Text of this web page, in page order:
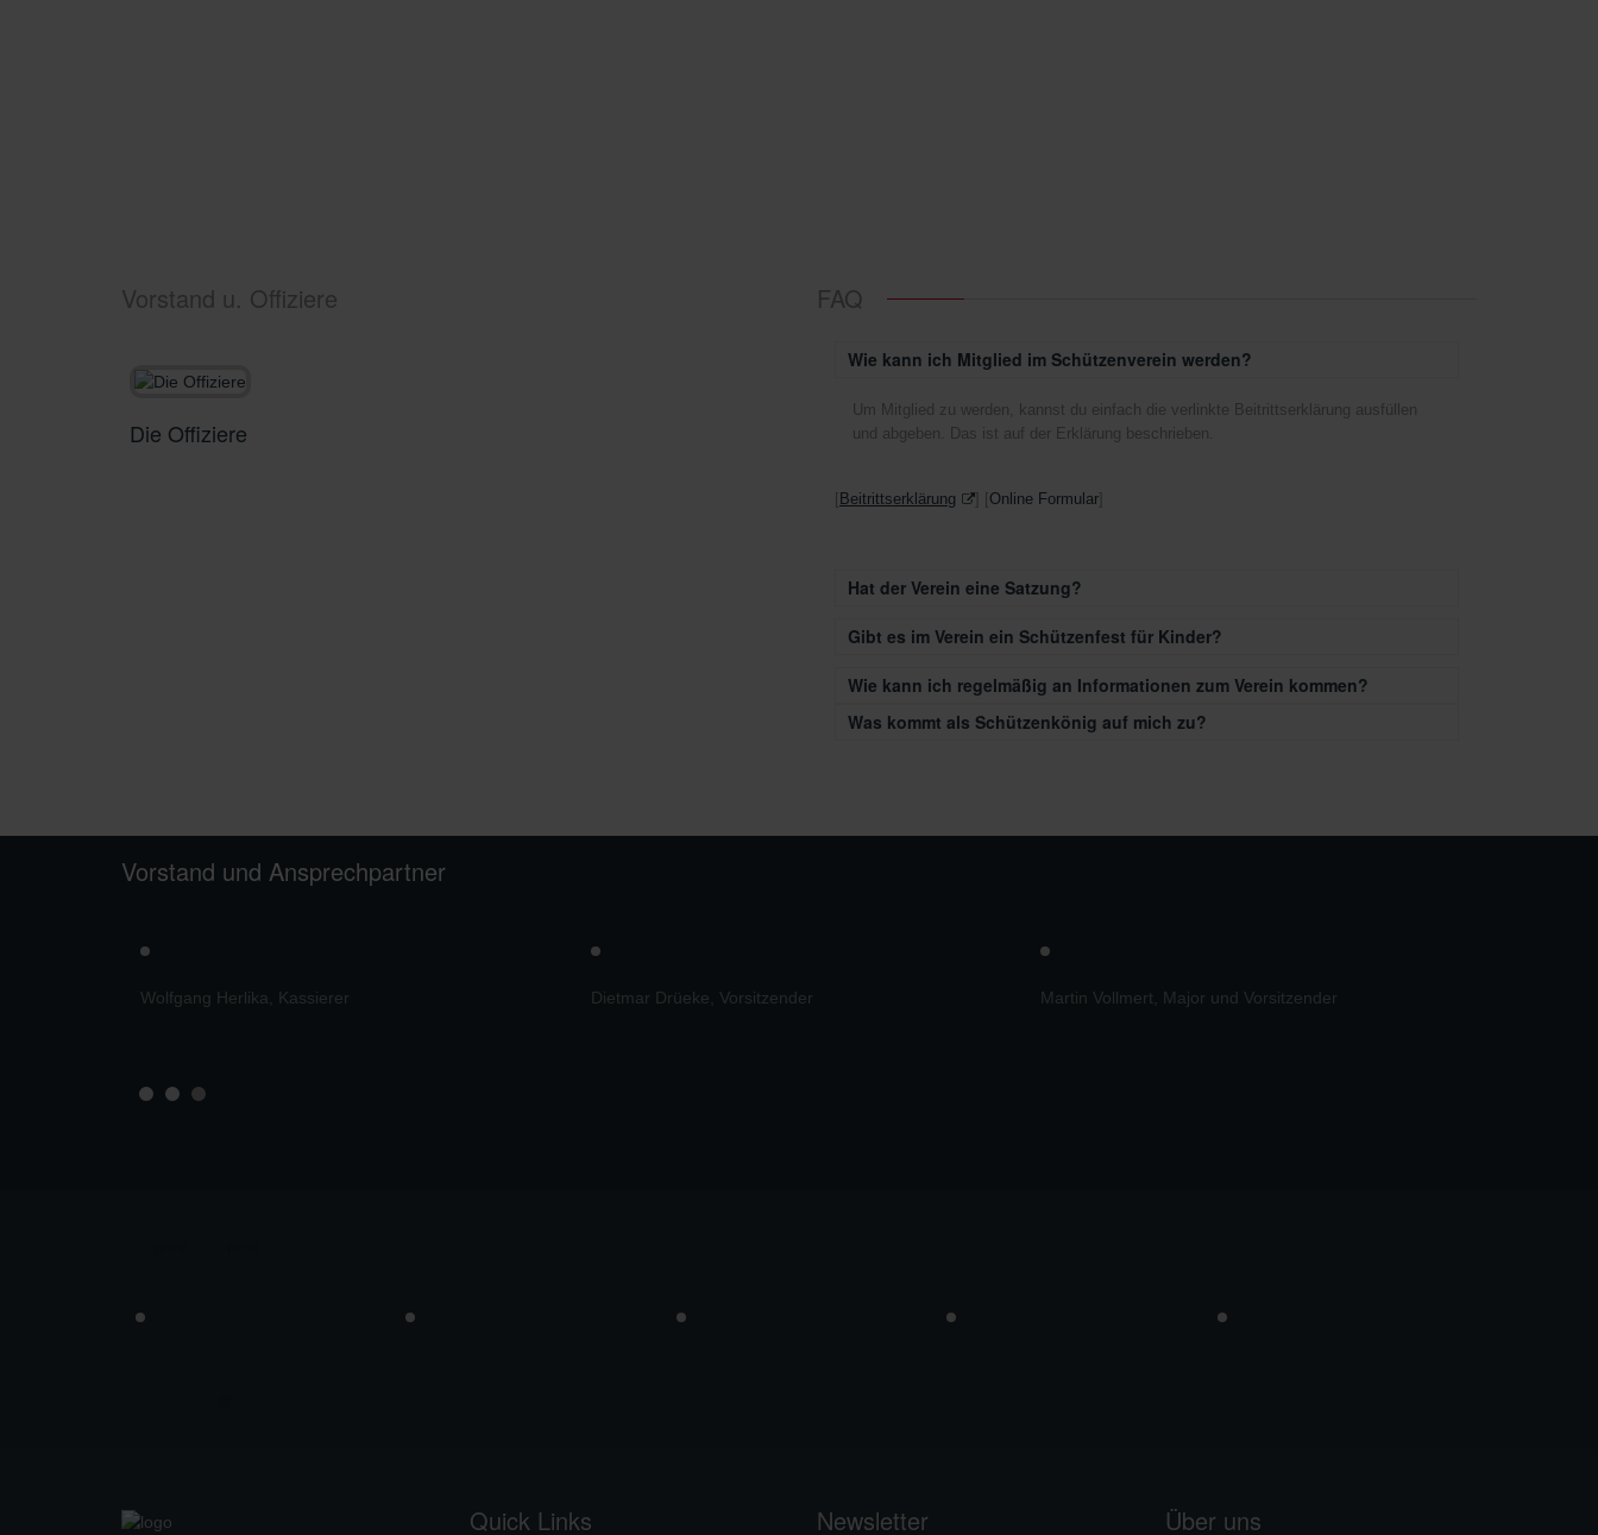
Vorstand u. Offiziere
Die Offiziere Der Vorstand
FAQ
Wie kann ich Mitglied im Schützenverein werden?
Um Mitglied zu werden, kannst du einfach die verlinkte Beitrittserklärung ausfüllen
und abgeben. Das ist auf der Erklärung beschrieben.
Beitrittserklärung Online Formular
Hat der Verein eine Satzung?
Gibt es im Verein ein Schützenfest für Kinder?
Wie kann ich regelmäßig an Informationen zum Verein kommen?
Was kommt als Schützenkönig auf mich zu?
Vorstand und Ansprechpartner
Wolfgang Herlika, Kassierer Dietmar Drüeke, Vorsitzender Martin Vollmert, Major und Vorsitzender
Quick Links Newsletter Über uns